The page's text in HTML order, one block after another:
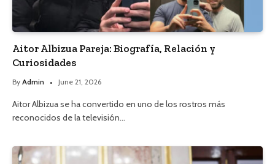
Aitor Albizua Pareja: Biografía, Relación y
Curiosidades
By Admin June 21, 2026
Aitor Albizua se ha convertido en uno de los rostros más
reconocidos de la televisión…